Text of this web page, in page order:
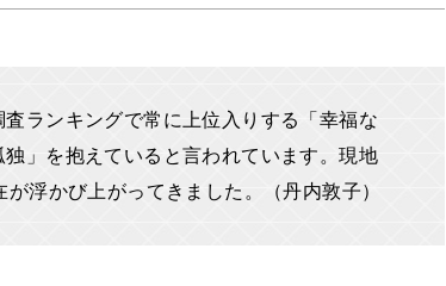
ランキングで常に上位入りする「幸福な
」を抱えていると言われています。現地
浮かび上がってきました。（丹内敦子）